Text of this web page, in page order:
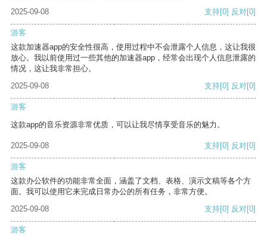
2025-09-08
支持[0] 反对[0]
游客
这款加速器app的安全性很高，使用过程中不会泄露个人信息，这让我很
放心。我以前使用过一些其他的加速器app，经常会出现个人信息泄露的
情况，这让我非常担心。
2025-09-08
支持[0] 反对[0]
游客
这款app的音乐资源非常优质，可以让我尽情享受音乐的魅力。
2025-09-08 支持[0] 反对[0]
游客
这款办公软件的功能非常全面，涵盖了文档、表格、演示文稿等各个方
面。我可以使用它来完成日常办公的所有任务，非常方便。
2025-09-08
支持[0] 反对[0]
游客